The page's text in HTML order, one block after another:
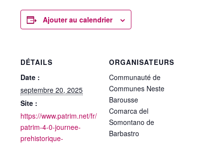
Ajouter au calendrier
DÉTAILS
Date :
septembre 20, 2025
Site :
https://www.patrim.net/fr/
patrim-4-0-journee-
prehistorique-
ORGANISATEURS
Communauté de
Communes Neste
Barousse
Comarca del
Somontano de
Barbastro